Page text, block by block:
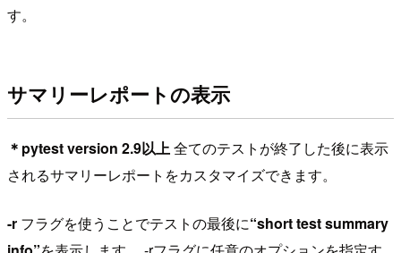
す。
サマリーレポートの表示
＊pytest version 2.9以上全てのテストが終了した後に表示
されるサマリーレポートをカスタマイズできます。
-r フラグを使うことでテストの最後に“short test summary